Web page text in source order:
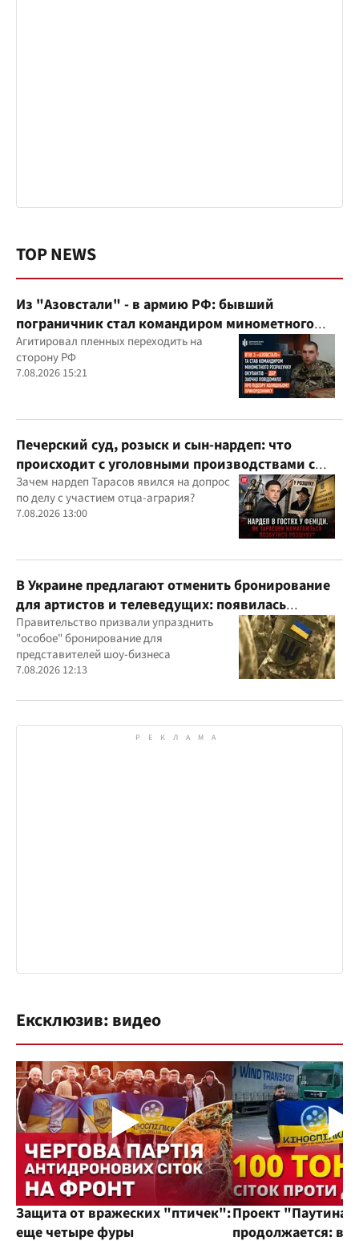
TOP NEWS
Из "Азовстали" - в армию РФ: бывший
пограничник стал командиром минометного
расчета оккупантов
Агитировал пленных переходить на
сторону РФ
7.08.2026 15:21
Печерский суд, розыск и сын-нардеп: что
происходит с уголовными производствами с
участием агробарона Тарасова?
Зачем нардеп Тарасов явился на допрос
по делу с участием отца-агрария?
7.08.2026 13:00
В Украине предлагают отменить бронирование
для артистов и телеведущих: появилась
петиция
Правительство призвали упразднить
"особое" бронирование для
представителей шоу-бизнеса
7.08.2026 12:13
Ексклюзив: видео
Защита от вражеских "птичек":
еще четыре фуры
Проект "Паутина"
продолжается: